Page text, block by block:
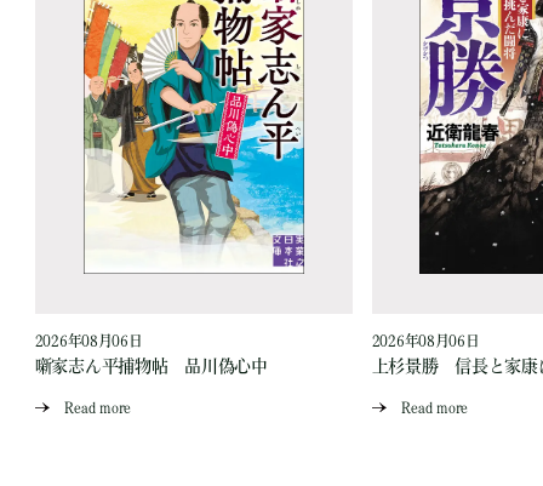
2026年08月06日
噺家志ん平捕物帖 品川偽心中
Read more
2026年08月06日
上杉景勝 信長と家康
Read more